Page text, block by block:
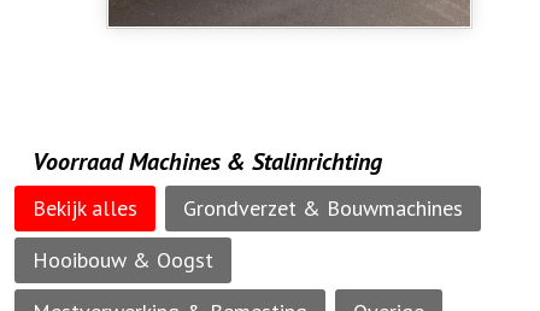
Voorraad Machines & Stalinrichting
Bekijk alles
Grondverzet & Bouwmachines
Hooibouw & Oogst